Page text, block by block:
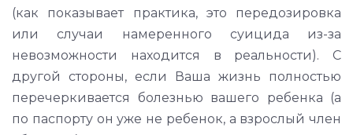
(как показывает практика, это передозировка
или случаи намеренного суицида из-за
невозможности находится в реальности). С
другой стороны, если Ваша жизнь полностью
перечеркивается болезнью вашего ребенка (а
по паспорту он уже не ребенок, а взрослый член